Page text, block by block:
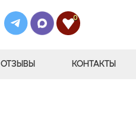
0
ОТЗЫВЫ КОНТАКТЫ